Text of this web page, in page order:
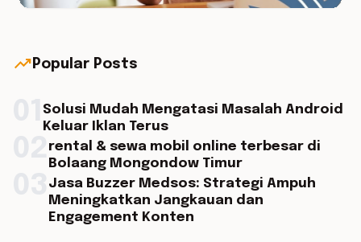
trending_up Popular Posts
Solusi Mudah Mengatasi Masalah Android
Keluar Iklan Terus
rental & sewa mobil online terbesar di
Bolaang Mongondow Timur
Jasa Buzzer Medsos: Strategi Ampuh
Meningkatkan Jangkauan dan
Engagement Konten